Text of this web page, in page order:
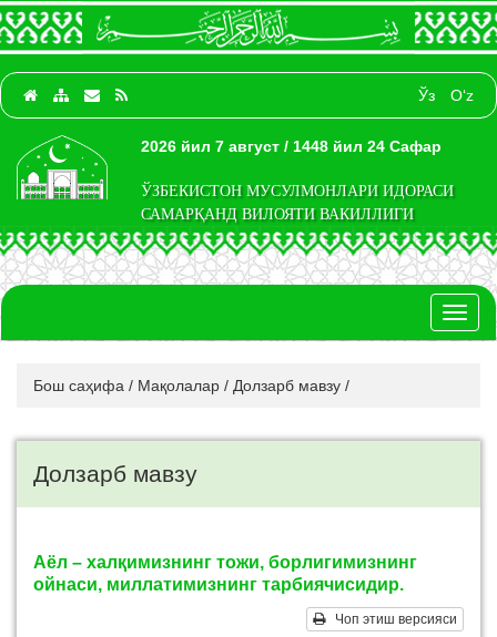
Ўз O‘z
2026 йил 7 август / 1448 йил 24 Сафар
ЎЗБЕКИСТОН МУСУЛМОНЛАРИ ИДОРАСИ
САМАРҚАНД ВИЛОЯТИ ВАКИЛЛИГИ
Бош саҳифа / Мақолалар / Долзарб мавзу /
Долзарб мавзу
Аёл – халқимизнинг тожи, борлигимизнинг
ойнаси, миллатимизнинг тарбиячисидир.
Чоп этиш версияси